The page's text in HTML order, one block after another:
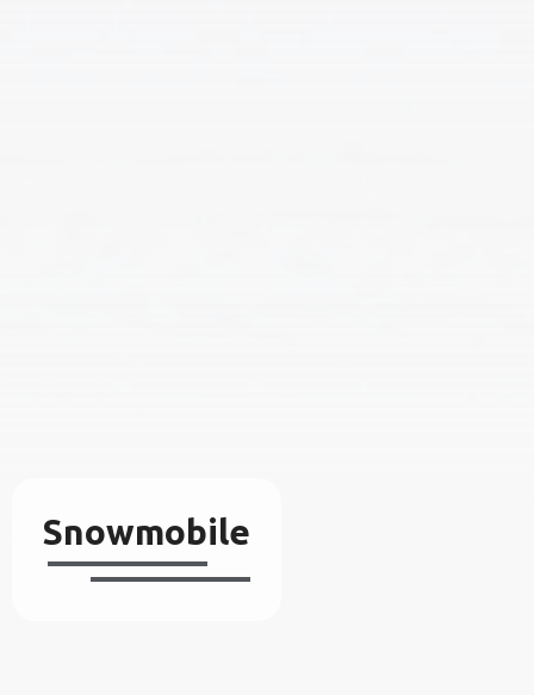
Snowmobile